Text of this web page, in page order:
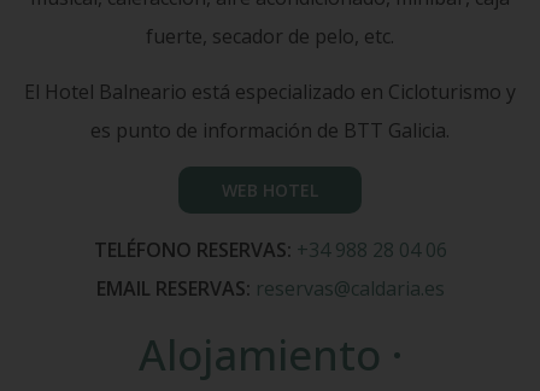
fuerte, secador de pelo, etc.
El Hotel Balneario está especializado en Cicloturismo y
es punto de información de BTT Galicia.
WEB HOTEL
TELÉFONO RESERVAS: +34 988 28 04 06
EMAIL RESERVAS: reservas@caldaria.es
Alojamiento ·